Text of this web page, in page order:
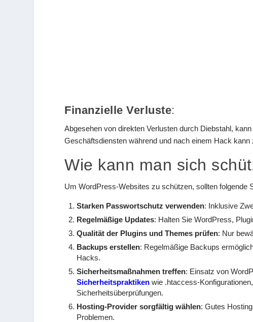
Finanzielle Verluste:
Abgesehen von direkten Verlusten durch Diebstahl,
Geschäftsdiensten während und nach einem Hack
Wie kann man sich
Um WordPress-Websites zu schützen, sollten folgende
Starken Passwortschutz verwenden: Inklusive
Regelmäßige Updates: Halten Sie WordPress,
Qualität der Plugins und Themes prüfen: Nur
Backups erstellen: Regelmäßige Backups
Hacks.
Sicherheitsmaßnahmen treffen: Einsatz von
Sicherheitspraktiken wie .htaccess-
Sicherheitsüberprüfungen.
Hosting-Provider sorgfältig wählen: Gutes
Problemen.